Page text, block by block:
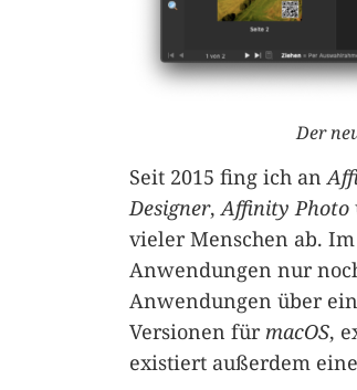
Der
Seit 2015 fing ich an
Designer,Affinity Photo
vieler Menschen ab.
Anwendungen nur
Anwendungen über
Versionen für macOS,
existiert außerdem